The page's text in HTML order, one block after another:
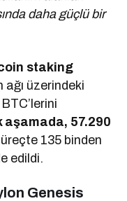
daha güçlü bir
staking
ağı üzerindeki
aşamada, 57.290
135 binden
edildi.
Genesis